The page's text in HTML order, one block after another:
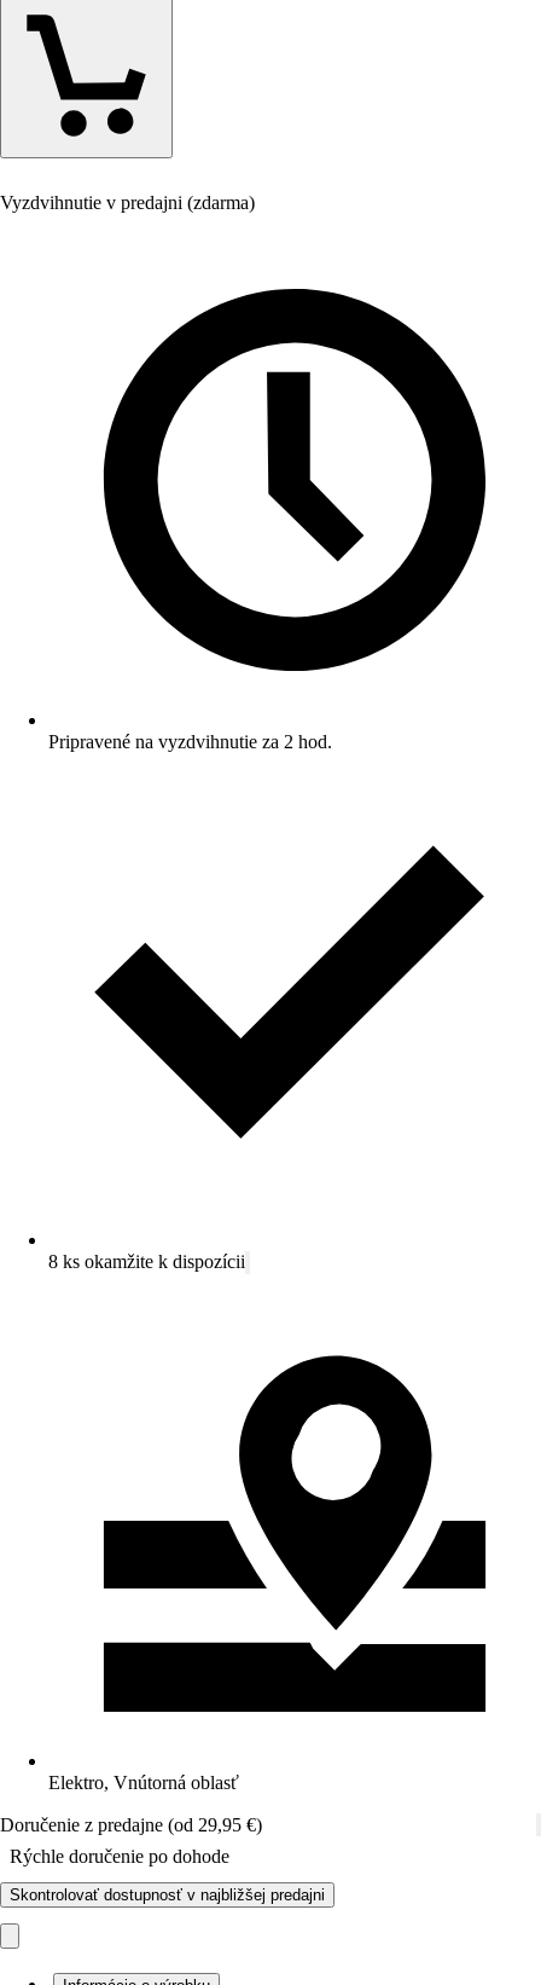
Vyzdvihnutie v predajni (zdarma)
Pripravené na vyzdvihnutie za 2 hod.
8 ks okamžite k dispozícii
Elektro, Vnútorná oblasť
Doručenie z predajne (od 29,95 €)
Rýchle doručenie po dohode
Skontrolovať dostupnosť v najbližšej predajni